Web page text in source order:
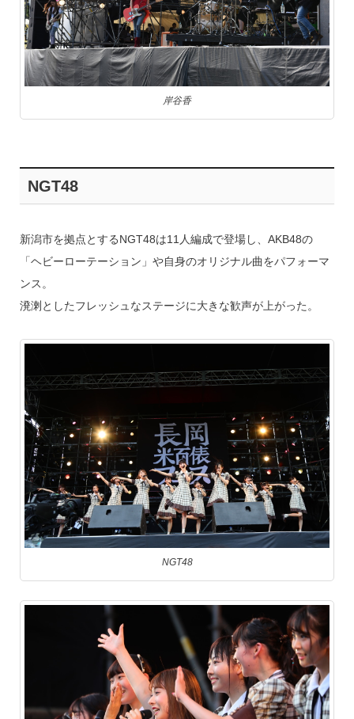
岸谷香
NGT48
新潟市を拠点とするNGT48は11人編成で登場し、AKB48の
「ヘビーローテーション」や自身のオリジナル曲をパフォーマ
ンス。
溌溂としたフレッシュなステージに大きな歓声が上がった。
NGT48